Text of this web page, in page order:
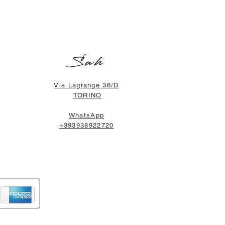
Sah
Via Lagrange 36/D
TORINO
WhatsApp
+393938922720